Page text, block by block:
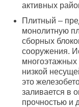
активных
Плитный –
монолитную
сборных
сооружения.
многоэтажных
низкой
это
заливается в
прочностью и